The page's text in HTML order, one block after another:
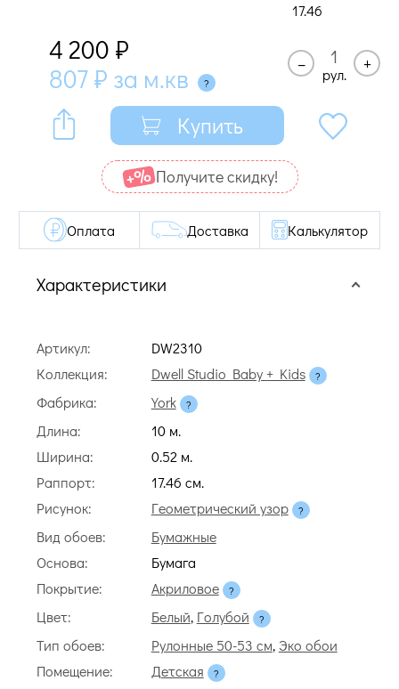
17.46
4 200 ₽
807₽ за м.кв –
рул.
+
Купить
Получите cкидку!
Характеристики
Артикул:
DW2310
Коллекция:
Dwell Studio Baby + Kids
Фабрика:
York
Длина:
10 м.
Ширина:
0.52 м.
Раппорт:
17.46 cм.
Рисунок:
Геометрический узор
Вид обоев:
Бумажные
Основа:
Бумага
Покрытие:
Акриловое
Цвет:
Белый, Голубой
Тип обоев:
Рулонные 50-53 см, Эко обои
Помещение:
Детская
Оплата Доставка Калькулятор